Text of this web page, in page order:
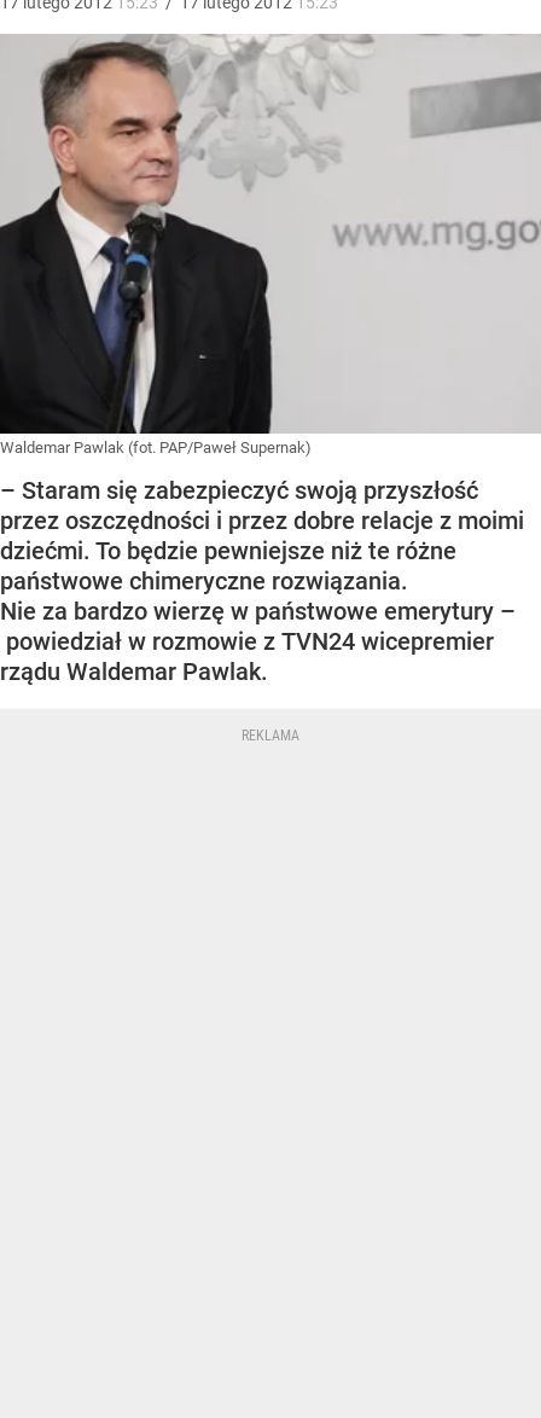
Waldemar Pawlak (fot. PAP/Paweł Supernak)
– Staram się zabezpieczyć swoją przyszłość
przez oszczędności i przez dobre relacje z moimi
dziećmi. To będzie pewniejsze niż te różne
państwowe chimeryczne rozwiązania.
Nie za bardzo wierzę w państwowe emerytury –
powiedział w rozmowie z TVN24 wicepremier
rządu Waldemar Pawlak.